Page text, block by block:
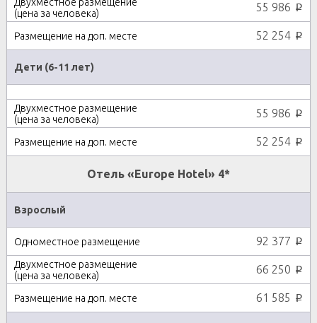
55 986 p
52 254 p
Дети (6-11 лет)
55 986 p
52 254 p
Отель «Europe Hotel» 4*
Взрослый
92 377 p
66 250 p
61 585 p